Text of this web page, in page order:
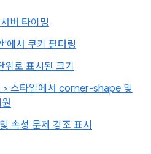
버 타이밍
'에서 쿠키 필터링
로 표시된 크기
> 스타일에서 corner-shape 및
속성 문제 강조 표시